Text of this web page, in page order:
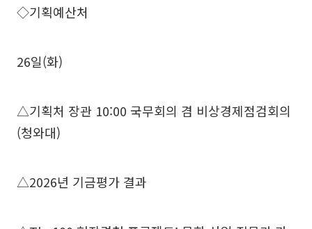
◇기획예산처
26일(화)
△기획처 장관 10:00 국무회의 겸 비상경제점검회의
(청와대)
△2026년 기금평가 결과